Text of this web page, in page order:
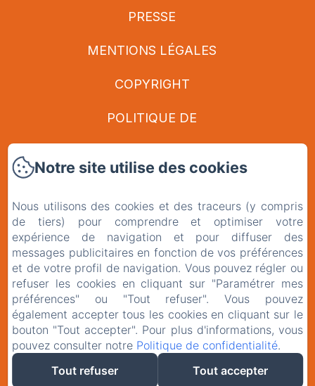
PRESSE
MENTIONS LÉGALES
COPYRIGHT
POLITIQUE DE
INFORMATIONS SUR LES
COOKIES
EN FR
CRÉÉ PAR AMENITIZ
Notre site utilise des cookies
Nous utilisons des cookies et des traceurs (y compris
de tiers) pour comprendre et optimiser votre
expérience de navigation et pour diffuser des
messages publicitaires en fonction de vos préférences
et de votre profil de navigation. Vous pouvez régler ou
refuser les cookies en cliquant sur "Paramétrer mes
préférences" ou "Tout refuser". Vous pouvez
également accepter tous les cookies en cliquant sur le
bouton "Tout accepter". Pour plus d'informations, vous
pouvez consulter notre Politique de confidentialité.
Tout refuser
Tout accepter